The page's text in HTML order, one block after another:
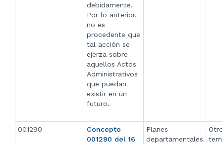
debidamente.
Por lo anterior,
no es
procedente que
tal acción se
ejerza sobre
aquellos Actos
Administrativos
que puedan
existir en un
futuro.
001290
Concepto
001290 del 16
Planes
departamentales